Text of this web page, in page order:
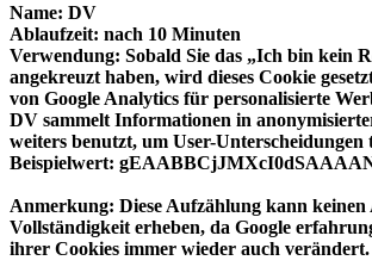
Name: DV
Ablaufzeit: nach 10 Minuten
Verwendung: Sobald Sie das „Ich bin kein
angekreuzt haben, wird dieses Cookie
von Google Analytics für personalisierte
DV sammelt Informationen in
weiters benutzt, um User-Unterscheidungen
Beispielwert:
Anmerkung: Diese Aufzählung kann
Vollständigkeit erheben, da Google
ihrer Cookies immer wieder auch verändert.